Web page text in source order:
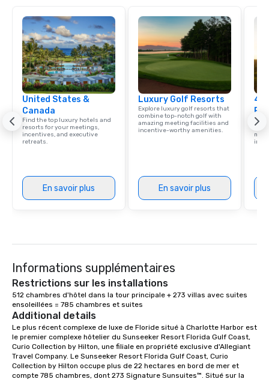
United States &
Canada
Find the top luxury hotels and
resorts for your meetings,
incentives, and executive
retreats.
En savoir plus
Luxury Golf Resorts
Explore luxury golf resorts that
combine top-notch golf with
amazing meeting facilities and
incentive-worthy amenities.
En savoir plus
4
Informations supplémentaires
Restrictions sur les installations
512 chambres d'hôtel dans la tour principale + 273 villas avec suites
ensoleillées = 785 chambres et suites
Additional details
Le plus récent complexe de luxe de Floride situé à Charlotte Harbor est
le premier complexe hôtelier du Sunseeker Resort Florida Gulf Coast,
Curio Collection by Hilton, une filiale en propriété exclusive d'Allegiant
Travel Company. Le Sunseeker Resort Florida Gulf Coast, Curio
Collection by Hilton occupe plus de 22 hectares en bord de mer et
compte 785 chambres, dont 273 Signature Sunsuites™. Situé sur la